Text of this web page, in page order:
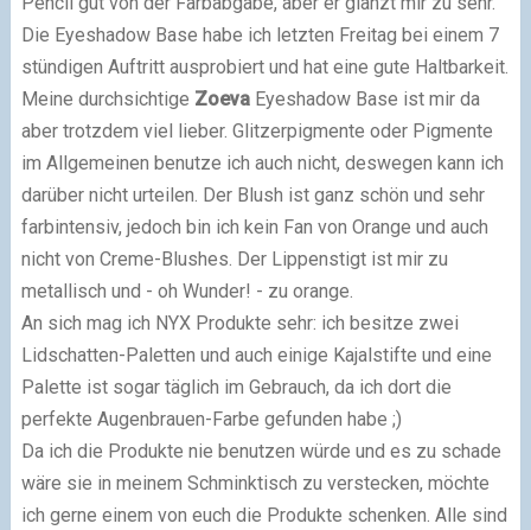
Die Eyeshadow Base habe ich letzten Freitag bei einem 7
stündigen Auftritt ausprobiert und hat eine gute Haltbarkeit.
Meine durchsichtige ZoevaEyeshadow Base ist mir da
aber trotzdem viel lieber. Glitzerpigmente oder Pigmente
im Allgemeinen benutze ich auch nicht, deswegen kann ich
darüber nicht urteilen. Der Blush ist ganz schön und sehr
farbintensiv, jedoch bin ich kein Fan von Orange und auch
nicht von Creme-Blushes. Der Lippenstigt ist mir zu
metallisch und - oh Wunder! - zu orange.
An sich mag ich NYX Produkte sehr: ich besitze zwei
Lidschatten-Paletten und auch einige Kajalstifte und eine
Palette ist sogar täglich im Gebrauch, da ich dort die
perfekte Augenbrauen-Farbe gefunden habe ;)
Da ich die Produkte nie benutzen würde und es zu schade
wäre sie in meinem Schminktisch zu verstecken, möchte
ich gerne einem von euch die Produkte schenken. Alle sind